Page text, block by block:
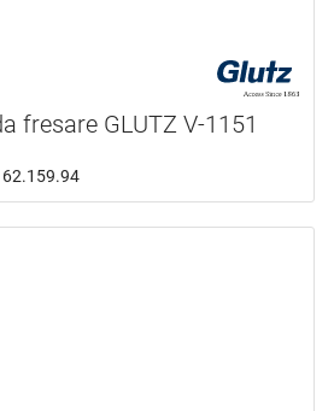
fresare GLUTZ V-1151